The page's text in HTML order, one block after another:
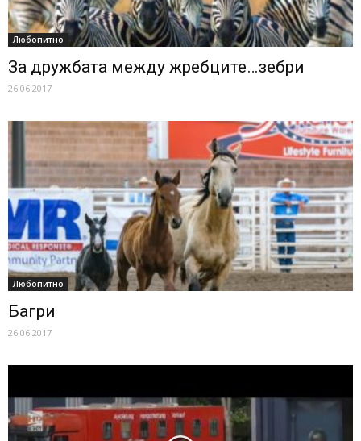
Любопитно
За дружбата между жребците…зебри
26.06.2017
Любопитно
Багри
26.06.2017